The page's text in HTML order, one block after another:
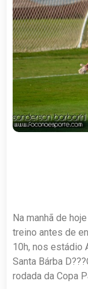
Na manhã de
treino antes de
10h, nos estádio
Santa Bárba
rodada da Copa